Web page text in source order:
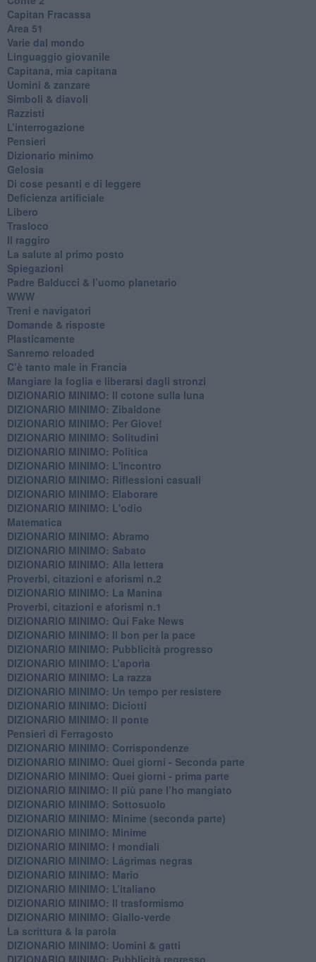
​Capitan Fracassa
​Area 51
Varie dal mondo
​Linguaggio giovanile
​Capitana, mia capitana
Uomini & zanzare
​Simboli & diavoli
Razzisti
​L’interrogazione
Pensieri
​Dizionario minimo
Gelosia
Di cose pesanti e di leggere
​Deficienza artificiale
Libero
Trasloco
Il raggiro
​La salute al primo posto
Spiegazioni
Padre Balducci & l’uomo planetario
WWW
​Treni e navigatori
​Domande & risposte
​Plasticamente
Sanremo reloaded
C’è tanto male in Francia
​Mangiare la foglia e liberarsi dagli stronzi
DIZIONARIO MINIMO: Il cotone sulla luna
DIZIONARIO MINIMO: Zibaldone
DIZIONARIO MINIMO: Per Giove!
DIZIONARIO MINIMO: Solitudini
DIZIONARIO MINIMO: Politica
DIZIONARIO MINIMO: L'incontro
DIZIONARIO MINIMO: Riflessioni casuali
DIZIONARIO MINIMO: Elaborare
DIZIONARIO MINIMO: L'odio
​Matematica
DIZIONARIO MINIMO: Abramo
DIZIONARIO MINIMO: Sabato
​DIZIONARIO MINIMO: Alla lettera
Proverbi, citazioni e aforismi n.2
DIZIONARIO MINIMO: La Manina
​Proverbi, citazioni e aforismi n.1
DIZIONARIO MINIMO: Qui Fake News
DIZIONARIO MINIMO: ​Il bon per la pace
DIZIONARIO MINIMO: Pubblicità progresso
DIZIONARIO MINIMO: L’aporìa
DIZIONARIO MINIMO: La razza
DIZIONARIO MINIMO: Un tempo per resistere
DIZIONARIO MINIMO: Diciotti
DIZIONARIO MINIMO: Il ponte
Pensieri di Ferragosto
DIZIONARIO MINIMO: Corrispondenze
DIZIONARIO MINIMO: Quei giorni - Seconda parte
DIZIONARIO MINIMO: Quei giorni - prima parte
DIZIONARIO MINIMO: Il più pane l’ho mangiato
DIZIONARIO MINIMO: Sottosuolo
DIZIONARIO MINIMO: Minime (seconda parte)
DIZIONARIO MINIMO: Minime
DIZIONARIO MINIMO: ​I mondiali
DIZIONARIO MINIMO: ​Lágrimas negras
DIZIONARIO MINIMO: Mario
DIZIONARIO MINIMO: L’italiano
DIZIONARIO MINIMO: Il trasformismo
DIZIONARIO MINIMO: Giallo-verde
La scrittura & la parola
​DIZIONARIO MINIMO: Uomini & gatti
DIZIONARIO MINIMO: ​Pubblicità regresso